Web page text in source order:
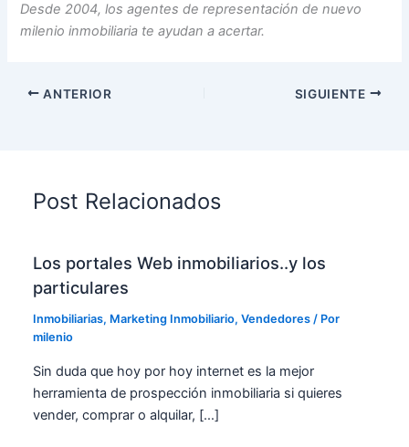
Desde 2004, los agentes de representación de nuevo
milenio inmobiliaria te ayudan a acertar.
ANTERIOR SIGUIENTE
Post Relacionados
Los portales Web inmobiliarios..y los
particulares
Inmobiliarias, Marketing Inmobiliario,Vendedores / Por
milenio
Sin duda que hoy por hoy internet es la mejor
herramienta de prospección inmobiliaria si quieres
vender, comprar o alquilar, […]